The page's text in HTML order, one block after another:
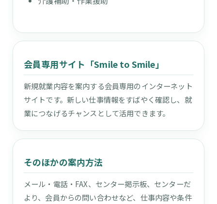
会員専用サイト「Smile to Smile」
新規就業内容を案内する会員専用のインターネット
サイトです。新しい仕事情報をすばやく確認し、就
業につなげるチャンスとして活用できます。
そのほかの案内方法
メール・電話・FAX、センター掲示板、センターだ
より、会員からの問い合わせなど、仕事内容や条件